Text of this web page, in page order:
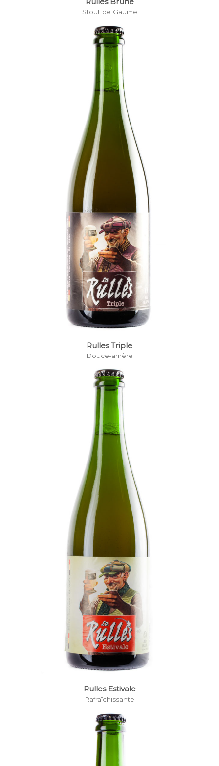
Stout de Gaume
Rulles Triple
Douce-amère
Rulles Estivale
Rafraîchissante